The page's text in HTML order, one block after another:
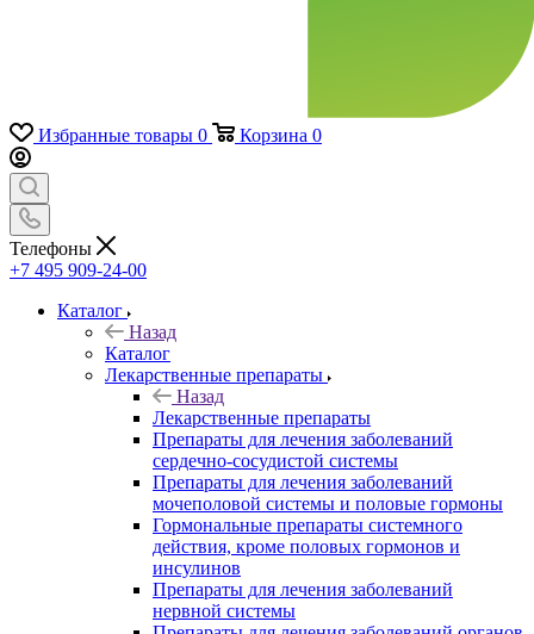
Избранные товары 0 Корзина 0
Телефоны
+7 495 909-24-00
Каталог
Назад
Каталог
Лекарственные препараты
Назад
Лекарственные препараты
Препараты для лечения заболеваний
сердечно-сосудистой системы
Препараты для лечения заболеваний
мочеполовой системы и половые гормоны
Гормональные препараты системного
действия, кроме половых гормонов и
инсулинов
Препараты для лечения заболеваний
нервной системы